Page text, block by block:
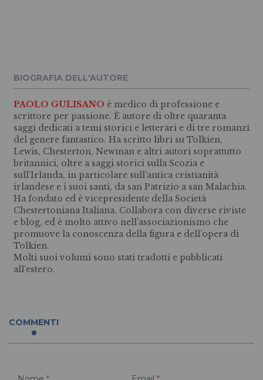
BIOGRAFIA DELL'AUTORE
PAOLO GULISANO è medico di professione e
scrittore per passione. È autore di oltre quaranta
saggi dedicati a temi storici e letterari e di tre romanzi
del genere fantastico. Ha scritto libri su Tolkien,
Lewis, Chesterton, Newman e altri autori soprattutto
britannici, oltre a saggi storici sulla Scozia e
sull’Irlanda, in particolare sull’antica cristianità
irlandese e i suoi santi, da san Patrizio a san Malachia.
Ha fondato ed è vicepresidente della Società
Chestertoniana Italiana. Collabora con diverse riviste
e blog, ed è molto attivo nell’associazionismo che
promuove la conoscenza della figura e dell’opera di
Tolkien.
Molti suoi volumi sono stati tradotti e pubblicati
all’estero.
COMMENTI